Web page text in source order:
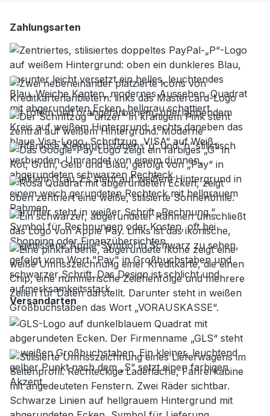
Zahlungsarten
Versandarten